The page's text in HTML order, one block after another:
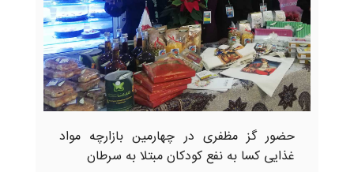
حضور گز مظفری در چهارمین بازارچه مواد
غذایی کسا به نفع کودکان مبتلا به سرطان